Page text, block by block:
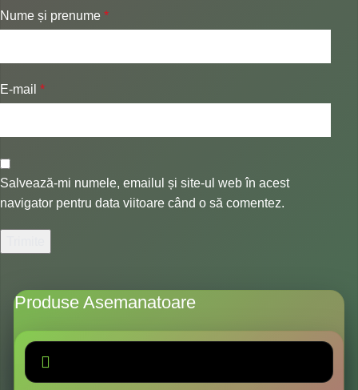
Nume și prenume*
E-mail*
Salvează-mi numele, emailul și site-ul web în acest
navigator pentru data viitoare când o să comentez.
Produse Asemanatoare